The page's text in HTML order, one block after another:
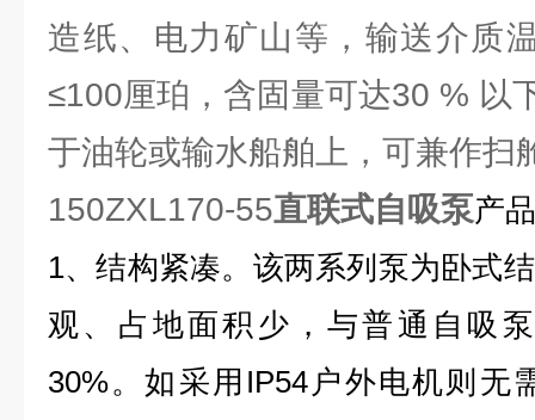
造纸、电力矿山等，输送介
≤100厘珀，含固量可达30 % 以
于油轮或输水船舶上，可兼作扫
150ZXL170-55直联式自吸泵产
1、结构紧凑。该两系列泵为卧式
观、占地面积少，与普通自吸
30%。如采用IP54户外电机则无